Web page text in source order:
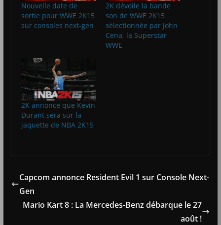
Nouvelle date de
sortie pour WWE 2K15
sur consoles next-gen
2K dévoile la bande
son de WWE 2K15
sélectionnée par John
Cena, la Superstar
WWE
2K annonce que Kevin
Durant sera sur la
jaquette de NBA 2K15
Capcom annonce Resident Evil 1 sur Console Next-
Gen
Mario Kart 8 : La Mercedes-Benz débarque le 27
août !